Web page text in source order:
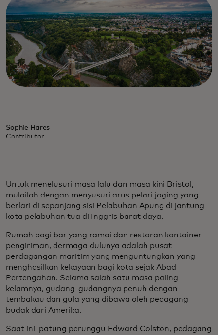
Sophie Hares
Contributor
Untuk menelusuri masa lalu dan masa kini Bristol,
mulailah dengan menyusuri arus pelari joging yang
berlari di sepanjang sisi Pelabuhan Apung di jantung
kota pelabuhan tua di Inggris barat daya.
Rumah bagi bar yang ramai dan restoran kontainer
pengiriman, dermaga dulunya adalah pusat
perdagangan maritim yang menguntungkan yang
menghasilkan kekayaan bagi kota sejak Abad
Pertengahan. Selama salah satu masa paling
kelamnya, gudang-gudangnya penuh dengan
tembakau dan gula yang dibawa oleh pedagang
budak dari Amerika.
Saat ini, patung perunggu Edward Colston, pedagang